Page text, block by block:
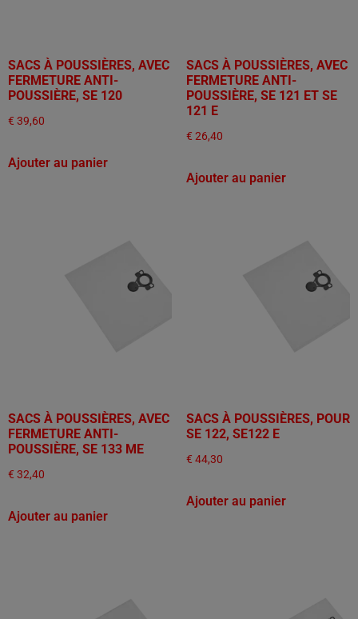
SACS À POUSSIÈRES, AVEC
FERMETURE ANTI-
POUSSIÈRE, SE 120
€ 39,60
Ajouter au panier
SACS À POUSSIÈRES, AVEC
FERMETURE ANTI-
POUSSIÈRE, SE 121 ET SE
121 E
€ 26,40
Ajouter au panier
SACS À POUSSIÈRES, AVEC
FERMETURE ANTI-
POUSSIÈRE, SE 133 ME
€ 32,40
Ajouter au panier
SACS À POUSSIÈRES, POUR
SE 122, SE122 E
€ 44,30
Ajouter au panier